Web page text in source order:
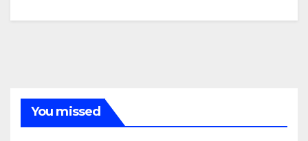
You missed